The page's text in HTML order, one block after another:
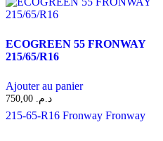
ECOGREEN 55 FRONWAY
215/65/R16
Ajouter au panier
د.م.
215-65-R16 Fronway Fronway